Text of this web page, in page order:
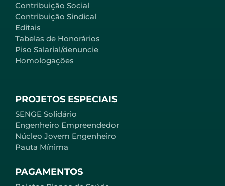
Contribuição Social
Contribuição Sindical
Editais
Tabelas de Honorários
Piso Salarial/denuncie
Homologações
PROJETOS ESPECIAIS
SENGE Solidário
Engenheiro Empreendedor
Núcleo Jovem Engenheiro
Pauta Mínima
PAGAMENTOS